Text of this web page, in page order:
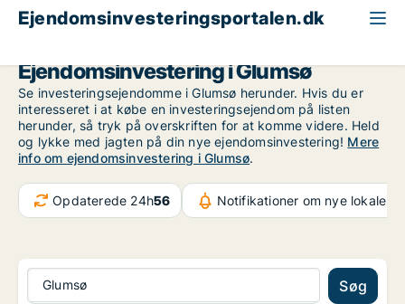
Ejendomsinvesteringsportalen.dk
Ejendomsinvestering i Glumsø
Se investeringsejendomme i Glumsø herunder. Hvis du er
interesseret i at købe en investeringsejendom på listen
herunder, så tryk på overskriften for at komme videre. Held
og lykke med jagten på din nye ejendomsinvestering! Mere
info om ejendomsinvestering i Glumsø.
Opdaterede 24h56 Notifikationer om nye lokaler
Glumsø Søg